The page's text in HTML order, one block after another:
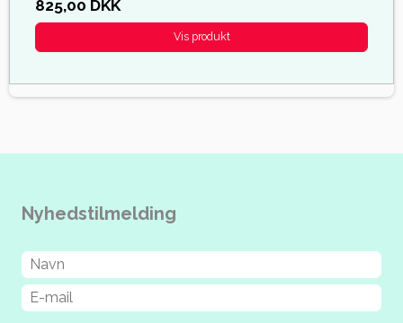
825,00 DKK
Vis produkt
Nyhedstilmelding